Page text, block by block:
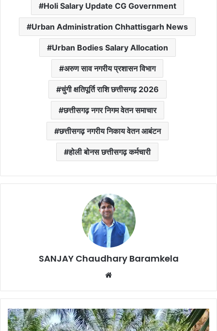
Holi Salary Update CG Government
Urban Administration Chhattisgarh News
Urban Bodies Salary Allocation
अरुण साव नगरीय प्रशासन विभाग
चुंगी क्षतिपूर्ति राशि छत्तीसगढ़ 2026
छत्तीसगढ़ नगर निगम वेतन समाचार
छत्तीसगढ़ नगरीय निकाय वेतन आबंटन
होली बोनस छत्तीसगढ़ कर्मचारी
SANJAY Chaudhary Baramkela
Oil
Palm